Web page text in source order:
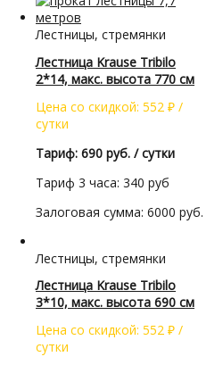
Лестницы, стремянки
Лестница Krause Tribilo
2*14, макс. высота 770 см
Цена со скидкой: 552 ₽ /
сутки
Тариф: 690 руб. / сутки
Тариф 3 часа: 340 руб
Залоговая сумма: 6000 руб.
Лестницы, стремянки
Лестница Krause Tribilo
3*10, макс. высота 690 см
Цена со скидкой: 552 ₽ /
сутки